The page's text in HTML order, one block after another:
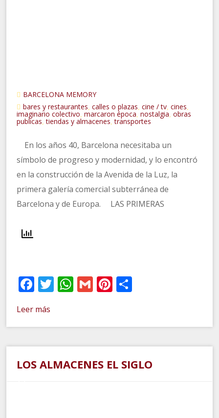
BARCELONA MEMORY
bares y restaurantes,calles o plazas,cine / tv,cines,
imaginario colectivo,marcaron época,nostalgia,obras
publicas,tiendas y almacenes,transportes
En los años 40, Barcelona necesitaba un
símbolo de progreso y modernidad, y lo encontró
en la construcción de la Avenida de la Luz, la
primera galería comercial subterránea de
Barcelona y de Europa. LAS PRIMERAS
Facebook
Twitter
WhatsApp
GmailPinterest
Leer más
LOS ALMACENES EL SIGLO